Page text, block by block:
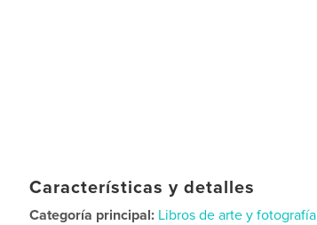
Características y detalles
Categoría principal: Libros de arte y fotografía